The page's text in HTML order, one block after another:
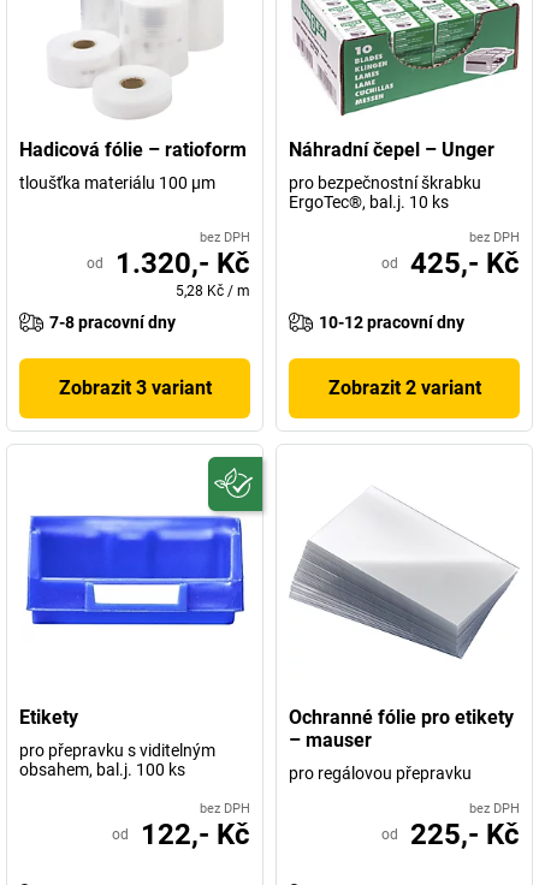
Hadicová fólie – ratioform
tloušťka materiálu 100 µm
bez DPH
od 1.320,- Kč
5,28 Kč / m
7-8 pracovní dny
Zobrazit 3 variant
Náhradní čepel – Unger
pro bezpečnostní škrabku
ErgoTec®, bal.j. 10 ks
bez DPH
od 425,- Kč
10-12 pracovní dny
Zobrazit 2 variant
Etikety
pro přepravku s viditelným
obsahem, bal.j. 100 ks
bez DPH
od 122,- Kč
Ochranné fólie pro etikety
– mauser
pro regálovou přepravku
bez DPH
od 225,- Kč